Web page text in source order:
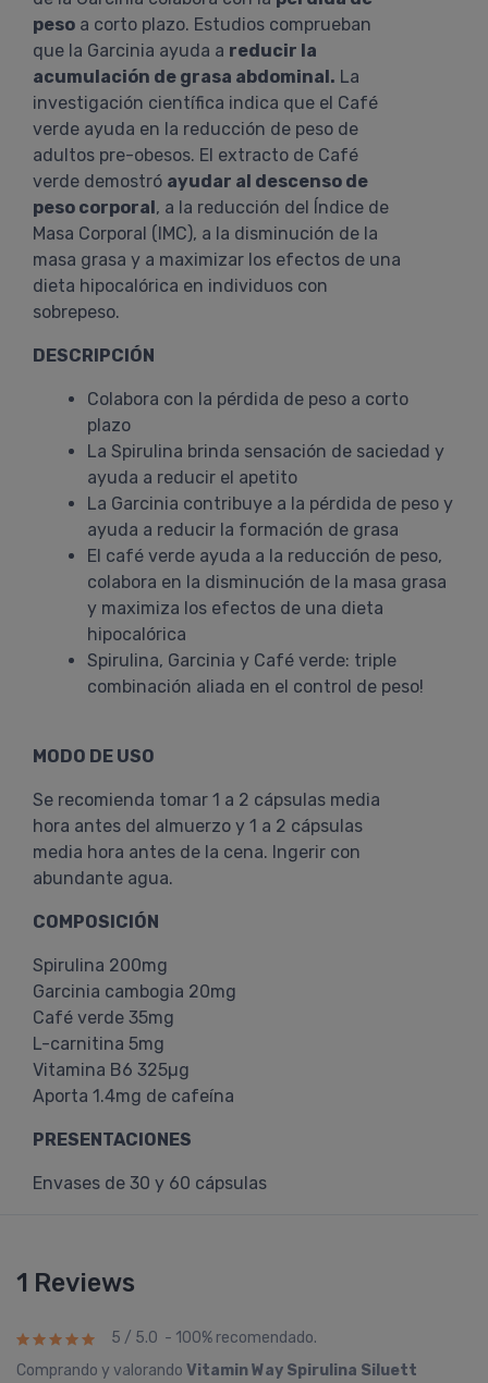
peso a corto plazo. Estudios comprueban
que la Garcinia ayuda a reducir la
acumulación de grasa abdominal. La
investigación científica indica que el Café
verde ayuda en la reducción de peso de
adultos pre-obesos. El extracto de Café
verde demostró ayudar al descenso de
peso corporal, a la reducción del Índice de
Masa Corporal (IMC), a la disminución de la
masa grasa y a maximizar los efectos de una
dieta hipocalórica en individuos con
sobrepeso.
DESCRIPCIÓN
Colabora con la pérdida de peso a corto
plazo
La Spirulina brinda sensación de saciedad y
ayuda a reducir el apetito
La Garcinia contribuye a la pérdida de peso y
ayuda a reducir la formación de grasa
El café verde ayuda a la reducción de peso,
colabora en la disminución de la masa grasa
y maximiza los efectos de una dieta
hipocalórica
Spirulina, Garcinia y Café verde: triple
combinación aliada en el control de peso!
MODO DE USO
Se recomienda tomar 1 a 2 cápsulas media
hora antes del almuerzo y 1 a 2 cápsulas
media hora antes de la cena. Ingerir con
abundante agua.
COMPOSICIÓN
Spirulina 200mg
Garcinia cambogia 20mg
Café verde 35mg
L-carnitina 5mg
Vitamina B6 325µg
Aporta 1.4mg de cafeína
PRESENTACIONES
Envases de 30 y 60 cápsulas
1 Reviews
5 / 5.0 - 100% recomendado.
Comprando y valorando Vitamin Way Spirulina Siluett